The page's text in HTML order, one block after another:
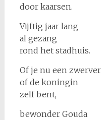
door kaarsen.
Vijftig jaar lang
al gezang
rond het stadhuis.
Of je nu een zwerver
of de koningin
zelf bent,
bewonder Gouda